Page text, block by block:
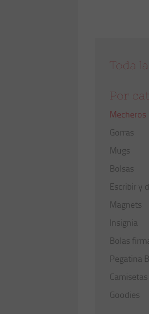
derivados
Mecheros
Gorras
Mugs
Bolsas
Escribir y
Magnets
Insignia
Bolas
Pegatina
Goodies